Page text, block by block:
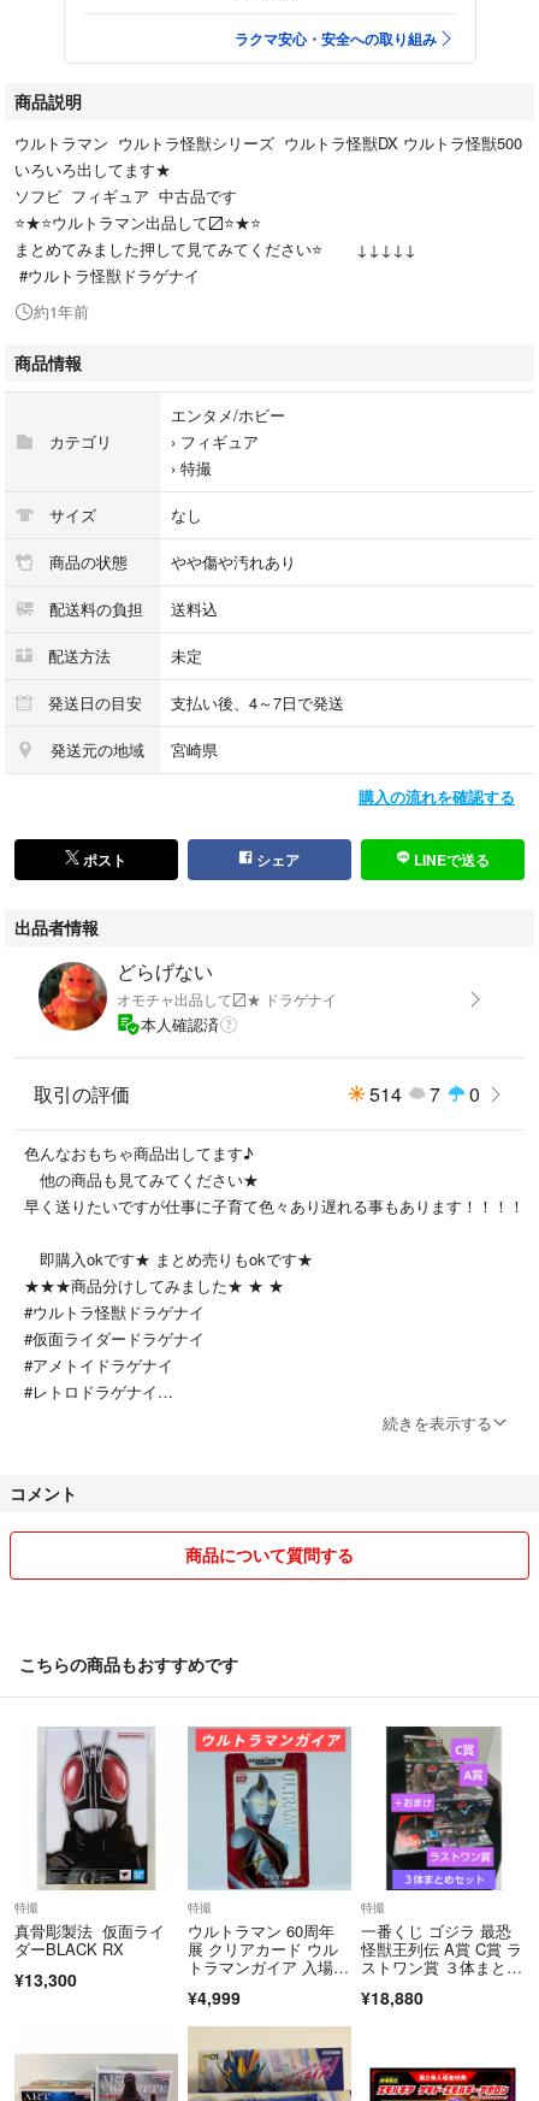
ラクマ安心・安全への取り組み
商品説明
ウルトラマン ウルトラ怪獣シリーズ ウルトラ怪獣DX ウルトラ怪獣500
いろいろ出してます★
ソフビ フィギュア 中古品です
⭐️★⭐️ウルトラマン出品して〼⭐️★⭐️
まとめてみました押して見てみてください⭐️ ↓↓↓↓↓
#ウルトラ怪獣ドラゲナイ
約1年前
商品情報
カテゴリ
エンタメ/ホビー
› フィギュア
› 特撮
サイズ なし
商品の状態 やや傷や汚れあり
配送料の負担 送料込
配送方法 未定
発送日の目安 支払い後、4～7日で発送
発送元の地域 宮崎県
購入の流れを確認する
ポスト シェア LINEで送る
出品者情報
どらげない
オモチャ出品して〼★ ドラゲナイ
本人確認済
取引の評価 514 7 0
色んなおもちゃ商品出してます♪
他の商品も見てみてください★
早く送りたいですが仕事に子育て色々あり遅れる事もあります！！！！
即購入okです★ まとめ売りもokです★
★★★商品分けしてみました★ ★ ★
#ウルトラ怪獣ドラゲナイ
#仮面ライダードラゲナイ
#アメトイドラゲナイ
#レトロドラゲナイ
続きを表示する
コメント
商品について質問する
こちらの商品もおすすめです
特撮
真骨彫製法 仮面ライ
ダーBLACK RX
¥13,300
特撮
ウルトラマン 60周年
展 クリアカード ウル
トラマンガイア 入場特
¥4,999
特撮
一番くじ ゴジラ 最恐
怪獣王列伝 A賞 C賞 ラ
ストワン賞 ３体まとめ
¥18,880